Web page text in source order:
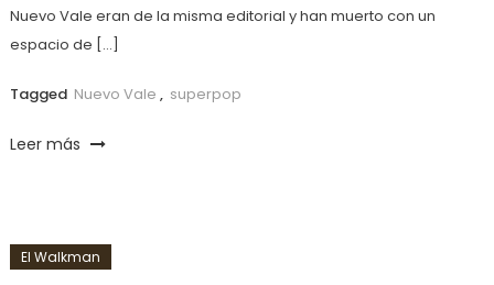
Nuevo Vale eran de la misma editorial y han muerto con un
espacio de […]
Tagged Nuevo Vale , superpop
Leer más
El Walkman